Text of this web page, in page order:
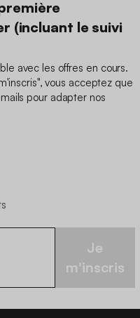
(incluant le suivi
avec les offres en cours.
vous acceptez que
pour adapter nos
Je
m'inscris